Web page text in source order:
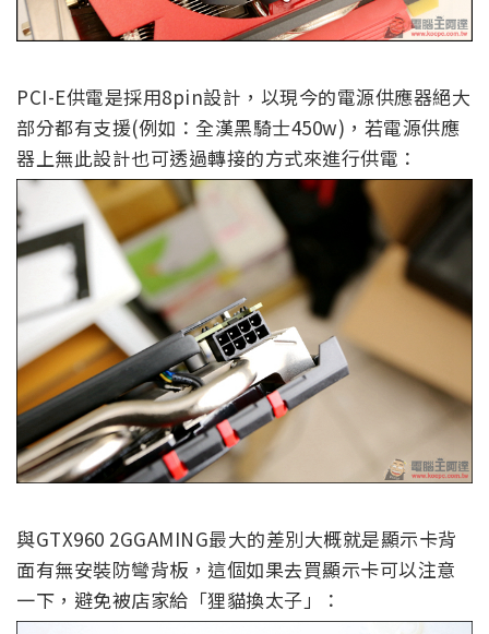
PCI-E供電是採用8pin設計，以現今的電源供應器絕大
部分都有支援(例如：全漢黑騎士450w)，若電源供應
器上無此設計也可透過轉接的方式來進行供電：
與GTX960 2GGAMING最大的差別大概就是顯示卡背
面有無安裝防彎背板，這個如果去買顯示卡可以注意
一下，避免被店家給「狸貓換太子」：